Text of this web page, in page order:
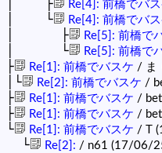
│ ├ Re[4]: 前橋でバ
│ └ Re[4]: 前橋でバ
│ ├ Re[5]: 前橋で
│ └ Re[5]: 前橋で
├ Re[1]: 前橋でバスケ / ま
│└ Re[2]: 前橋でバスケ /
├ Re[1]: 前橋でバスケ /
├ Re[1]: 前橋でバスケ /
└ Re[1]: 前橋でバスケ / T
└ Re[2]: / n61 (17/06/